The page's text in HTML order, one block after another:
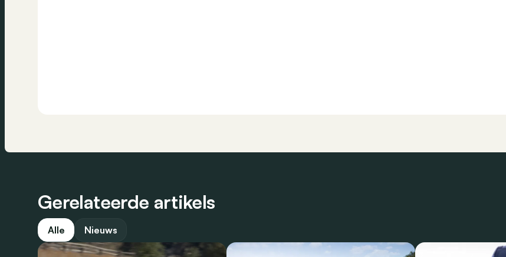
Gerelateerde artikels
Alle Nieuws